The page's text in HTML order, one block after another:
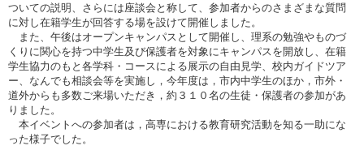
ついての説明、さらには座談会と称して、参加者からのさまざまな質問
に対し在籍学生が回答する場を設けて開催しました。
また、午後はオープンキャンパスとして開催し、理系の勉強やものづ
くりに関心を持つ中学生及び保護者を対象にキャンパスを開放し、在籍
学生協力のもと各学科・コースによる展示の自由見学、校内ガイドツア
ー、なんでも相談会等を実施し，今年度は，市内中学生のほか，市外・
道外からも多数ご来場いただき，約３１０名の生徒・保護者の参加があ
りました。
本イベントへの参加者は，高専における教育研究活動を知る一助にな
った様子でした。